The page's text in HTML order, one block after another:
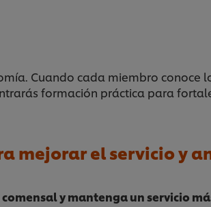
Cuando cada miembro conoce
formación práctica para
mejorar el servicio y
y mantenga un servicio